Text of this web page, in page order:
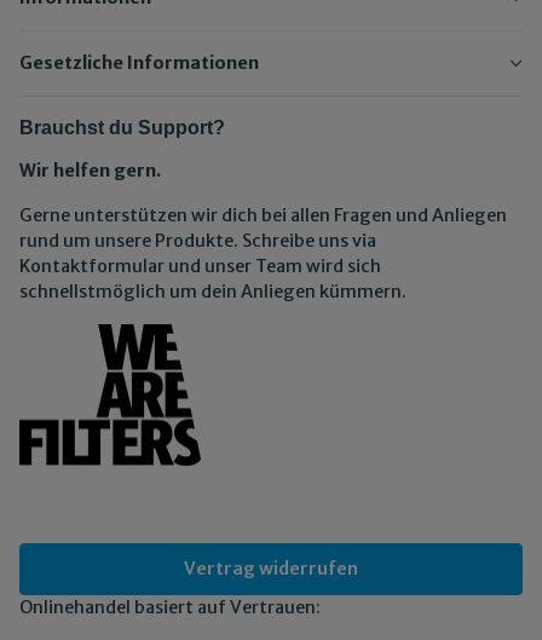
Gesetzliche Informationen
Brauchst du Support?
Wir helfen gern.
Gerne unterstützen wir dich bei allen Fragen und Anliegen
rund um unsere Produkte. Schreibe uns via
Kontaktformular und unser Team wird sich
schnellstmöglich um dein Anliegen kümmern.
Vertrag widerrufen
Onlinehandel basiert auf Vertrauen: